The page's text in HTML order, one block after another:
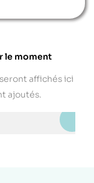
le moment
affichés ici
ajoutés.